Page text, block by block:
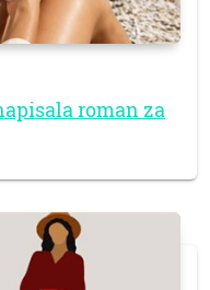
roman za